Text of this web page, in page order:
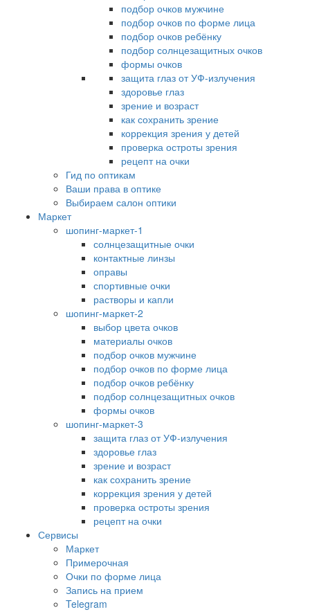
подбор очков мужчине
подбор очков по форме лица
подбор очков ребёнку
подбор солнцезащитных очков
формы очков
защита глаз от УФ-излучения
здоровье глаз
зрение и возраст
как сохранить зрение
коррекция зрения у детей
проверка остроты зрения
рецепт на очки
Гид по оптикам
Ваши права в оптике
Выбираем салон оптики
Маркет
шопинг-маркет-1
солнцезащитные очки
контактные линзы
оправы
спортивные очки
растворы и капли
шопинг-маркет-2
выбор цвета очков
материалы очков
подбор очков мужчине
подбор очков по форме лица
подбор очков ребёнку
подбор солнцезащитных очков
формы очков
шопинг-маркет-3
защита глаз от УФ-излучения
здоровье глаз
зрение и возраст
как сохранить зрение
коррекция зрения у детей
проверка остроты зрения
рецепт на очки
Сервисы
Маркет
Примерочная
Очки по форме лица
Запись на прием
Telegram